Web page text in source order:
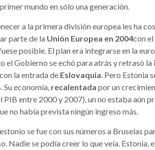
mundo en sólo una generación.
a la primera división europea les ha
parte de la Unión Europea en 2004con
posible. El plan era integrarse en la
el Gobierno se echó para atrás y retrasó
la entrada de Eslovaquia. Pero Estonia
. Su economía, recalentada por un
entre 2000 y 2007), un no estaba aún
no había prevista ningún ingreso más.
se fue con sus números a Bruselas
Nadie se podía creer lo que veía. Estonia,